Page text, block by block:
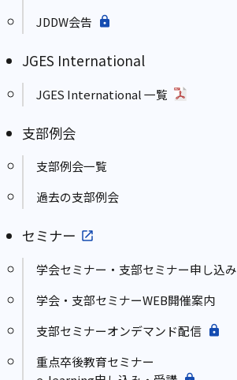
JDDW会告
JGES International
JGES International 一覧
支部例会
支部例会一覧
過去の支部例会
セミナー
学会セミナー・支部セミナー申し込み
学会・支部セミナーWEB開催案内
支部セミナーオンデマンド配信
重点卒後教育セミナー